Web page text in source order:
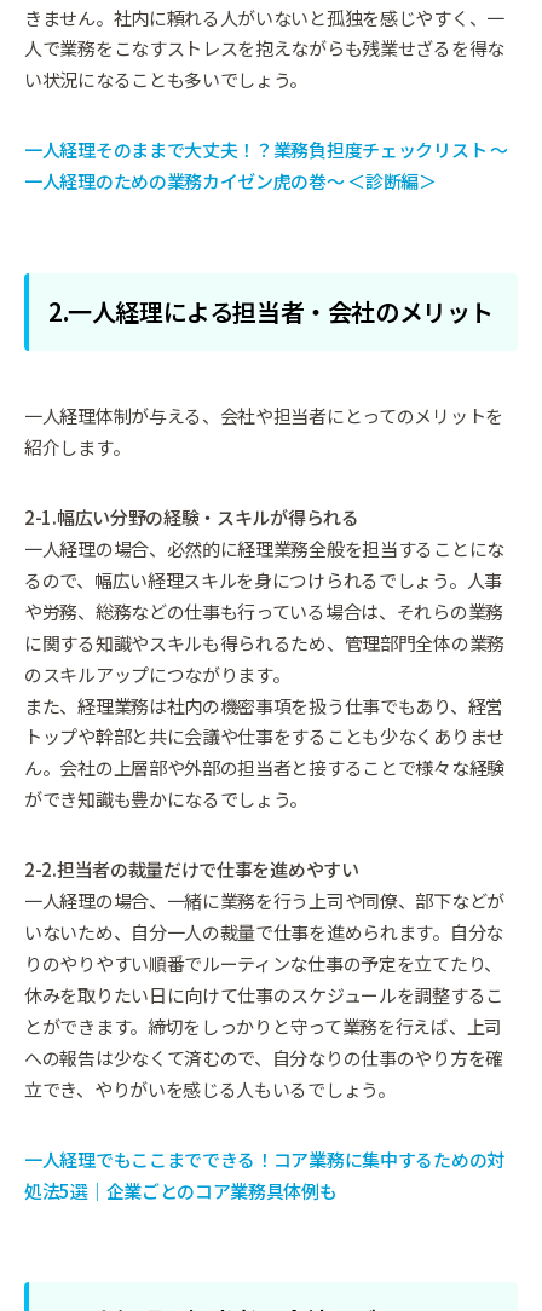
きません。社内に頼れる人がいないと孤独を感じやすく、一
人で業務をこなすストレスを抱えながらも残業せざるを得な
い状況になることも多いでしょう。
一人経理そのままで大丈夫！？業務負担度チェックリスト 〜
一人経理のための業務カイゼン虎の巻〜 ＜診断編＞
2.一人経理による担当者・会社のメリット
一人経理体制が与える、会社や担当者にとってのメリットを
紹介します。
2-1.幅広い分野の経験・スキルが得られる
一人経理の場合、必然的に経理業務全般を担当することにな
るので、幅広い経理スキルを身につけられるでしょう。人事
や労務、総務などの仕事も行っている場合は、それらの業務
に関する知識やスキルも得られるため、管理部門全体の業務
のスキルアップにつながります。
また、経理業務は社内の機密事項を扱う仕事でもあり、経営
トップや幹部と共に会議や仕事をすることも少なくありませ
ん。会社の上層部や外部の担当者と接することで様々な経験
ができ知識も豊かになるでしょう。
2-2.担当者の裁量だけで仕事を進めやすい
一人経理の場合、一緒に業務を行う上司や同僚、部下などが
いないため、自分一人の裁量で仕事を進められます。自分な
りのやりやすい順番でルーティンな仕事の予定を立てたり、
休みを取りたい日に向けて仕事のスケジュールを調整するこ
とができます。 締切をしっかりと守って業務を行えば、上司
への報告は少なくて済むので、自分なりの仕事のやり方を確
立でき、やりがいを感じる人もいるでしょう。
一人経理でもここまでできる！コア業務に集中するための対
処法5選｜企業ごとのコア業務具体例も